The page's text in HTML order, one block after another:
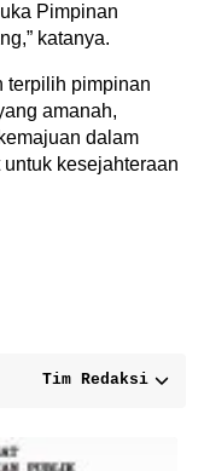
Pimpinan
katanya.
terpilih pimpinan
amanah,
dalam
kesejahteraan
Tim Redaksi